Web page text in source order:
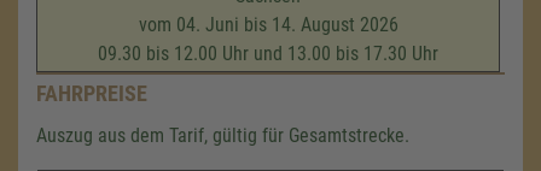
vom 04. Juni bis 14. August 2026
09.30 bis 12.00 Uhr und 13.00 bis 17.30 Uhr
FAHRPREISE
Auszug aus dem Tarif, gültig für Gesamtstrecke.